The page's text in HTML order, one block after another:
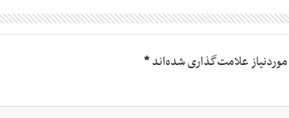
علامت‌گذاری شده‌اند*